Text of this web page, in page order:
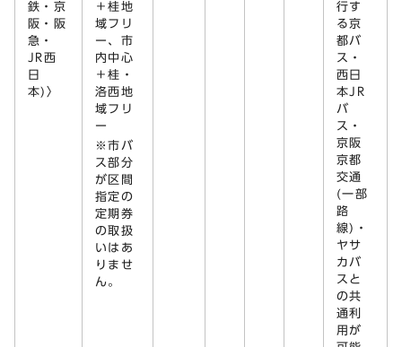
鉄・京
阪・阪
急・
JR西
日
本)〉
＋桂地
域フリ
ー、市
内中心
＋桂・
洛西地
域フリ
ー
※市バ
ス部分
が区間
指定の
定期券
の取扱
いはあ
りませ
ん。
行す
る京
都バ
ス・
西日
本JR
バ
ス・
京阪
京都
交通
(一部
路
線)・
ヤサ
カバ
スと
の共
通利
用が